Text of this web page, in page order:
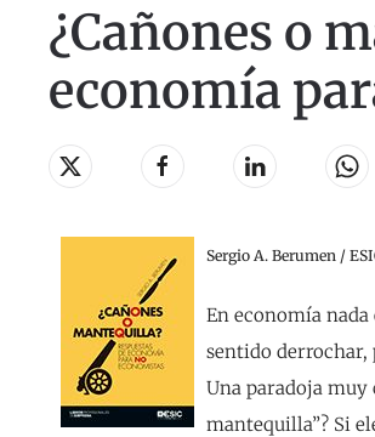
¿Cañones o
economía
Sergio A. Berumen /
En economía
sentido derrochar,
Una paradoja muy
mantequilla”? Si